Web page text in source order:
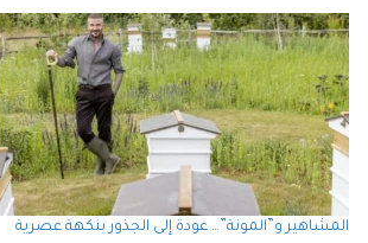
المشاهير و”المونة”… عودة إلى الجذور بنكهة عصرية